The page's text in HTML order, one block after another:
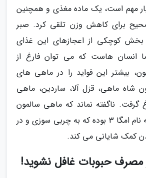
مهم است، یک ماده مغذی و همچنین
برای کاهش وزن تلقی کرد. صبر
بخش کوچکی از اعجازهای این غذای
انسان هاست که می توان فارغ از
بیشتر این فواید را در ماهی های
ماهی، قزل آلا، ساردین، ماهی
گرفت. ناگفته نماند که ماهی سالمون
دارای اسید چربی به نام امگا 3 بوده که به چربی سوزی و در
کمک شایانی می کند.
مصرف حبوبات غافل نشوید!